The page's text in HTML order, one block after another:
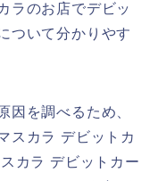
ラのお店でデビッ
ついて分かりやす
因を調べるため、
スカラ デビットカ
カラ デビットカー